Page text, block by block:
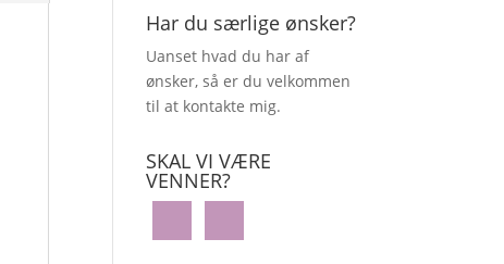
Har du særlige ønsker?
Uanset hvad du har af
ønsker, så er du velkommen
til at kontakte mig.
SKAL VI VÆRE
VENNER?